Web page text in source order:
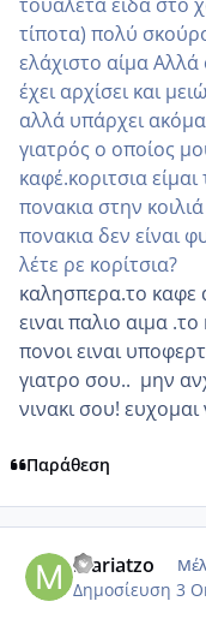
τίποτα) πολύ
ελάχιστο αίμα
έχει αρχίσει και
αλλά υπάρχει
γιατρός ο οποίος
καφέ.κοριτσια
πονακια στην
πονακια δεν είναι
λέτε ρε κορίτσια?
καλησπερα.το καφε
ειναι παλιο αιμα .το
πονοι ειναι
γιατρο σου.. μην
νινακι σου!
Παράθεση
mariatzo
Δημοσίευση 3